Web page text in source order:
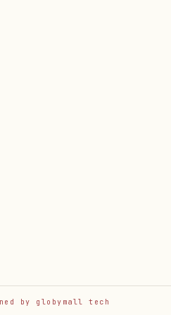
by globymall tech